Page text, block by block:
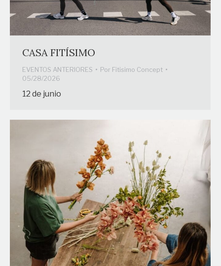
CASA FITÍSIMO
EVENTOS ANTERIORES Por Fitisimo Concept
05/28/2026
12 de junio